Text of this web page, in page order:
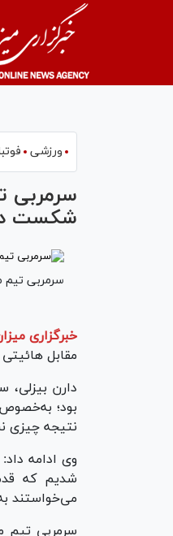
ورزشی
سرمربی
شکست
سرمربی تیم
خبرگزاری
مقابل
دارن
بود؛ به‌خصوص
نتیجه چیزی
وی ادامه
شدیم که
می‌خواستند
سرمربی تیم